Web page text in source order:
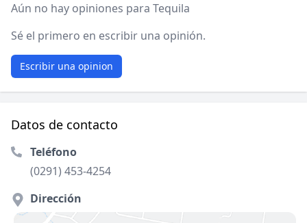
Aún no hay opiniones para Tequila
Sé el primero en escribir una opinión.
Escribir una opinion
Datos de contacto
Teléfono
(0291) 453-4254
Dirección